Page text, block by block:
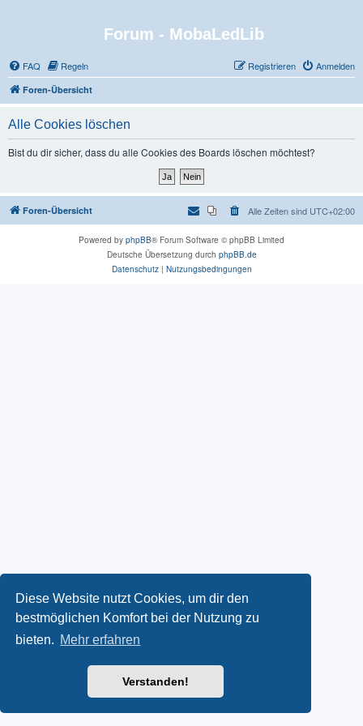
Diese Website nutzt Cookies, um dir den
bestmöglichen Komfort bei der Nutzung zu
bieten. Mehr erfahren
Verstanden!
Forum - MobaLedLib
FAQ Regeln Anmelden
Registrieren
Foren-Übersicht
Alle Cookies löschen
Bist du dir sicher, dass du alle Cookies des Boards löschen möchtest?
Foren-Übersicht Alle Zeiten sind UTC+02:00
Powered by phpBB® Forum Software © phpBB Limited
Deutsche Übersetzung durch phpBB.de
Datenschutz| Nutzungsbedingungen